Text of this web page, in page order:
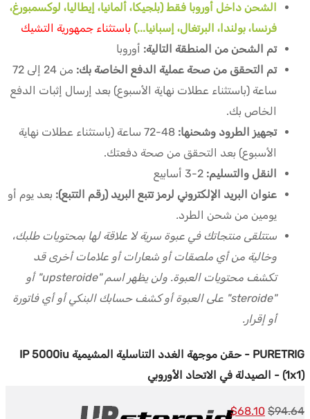
الشحن داخل أوروبا فقط (بلجيكا، ألمانيا، إيطاليا، لوكسمبورغ،
فرنسا، بولندا، البرتغال، إسبانيا...) باستثناء جمهورية التشيك
تم الشحن من المنطقة التالية: أوروبا
تم التحقق من صحة عملية الدفع الخاصة بك:
من 24 إلى 72
ساعة (باستثناء عطلات نهاية الأسبوع) بعد إرسال إثبات الدفع
الخاص بك.
تجهيز الطرود وشحنها:
48-72 ساعة (باستثناء عطلات نهاية
الأسبوع) بعد التحقق من صحة دفعتك.
النقل والتسليم: 2-3 أسابيع
عنوان البريد الإلكتروني لرمز تتبع البريد (رقم التتبع): بعد يوم أو
يومين من شحن الطرد.
ستتلقى منتجاتك في عبوة سرية لا علاقة لها بمحتويات طلبك،
وخالية من أي ملصقات أو شعارات أو علامات أخرى قد
تكشف محتويات العبوة. ولن يظهر اسم "upsteroide" أو
"steroide" على العبوة أو كشف حسابك البنكي أو أي فاتورة
أو إقرار.
PURETRIG - حقن موجهة الغدد التناسلية المشيمية IP 5000iu
(1x1) - الصيدلة في الاتحاد الأوروبي
$94.64
السعر$68.10 السعر